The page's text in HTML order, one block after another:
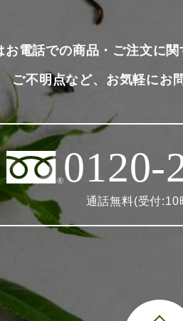
お電話での商品・ご注文に関
ご不明点など、お気軽にお
0120-
通話無料(受付:10